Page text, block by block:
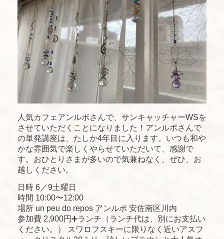
人気カフェアンルポさんで、サンキャッチャーWSを
させていただくことになりました！アンルポさんで
の単発講座は、たしか4年目に入ります。いつも和や
かな雰囲気で楽しくやらせていただいて、感謝で
す。おひとりさまが多いので気兼ねなく、ぜひ、お
越しください。
日時 6／9土曜日
時間 10:00〜12:00
場所 un peu do repos アンルポ 安佐南区川内
参加費 2,900円➕ランチ（ランチ代は、別にお支払い
ください。） スワロフスキーに限りなく近いアスフ